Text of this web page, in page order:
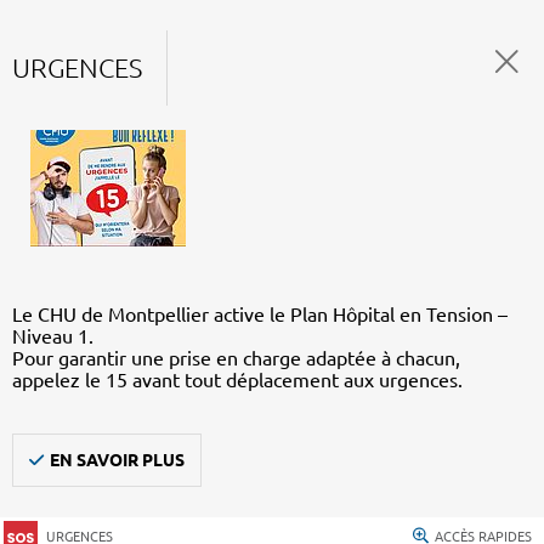
URGENCES
Le CHU de Montpellier active le Plan Hôpital en Tension –
Niveau 1.
Pour garantir une prise en charge adaptée à chacun,
appelez le 15 avant tout déplacement aux urgences.
EN SAVOIR PLUS
URGENCES ACCÈS RAPIDES